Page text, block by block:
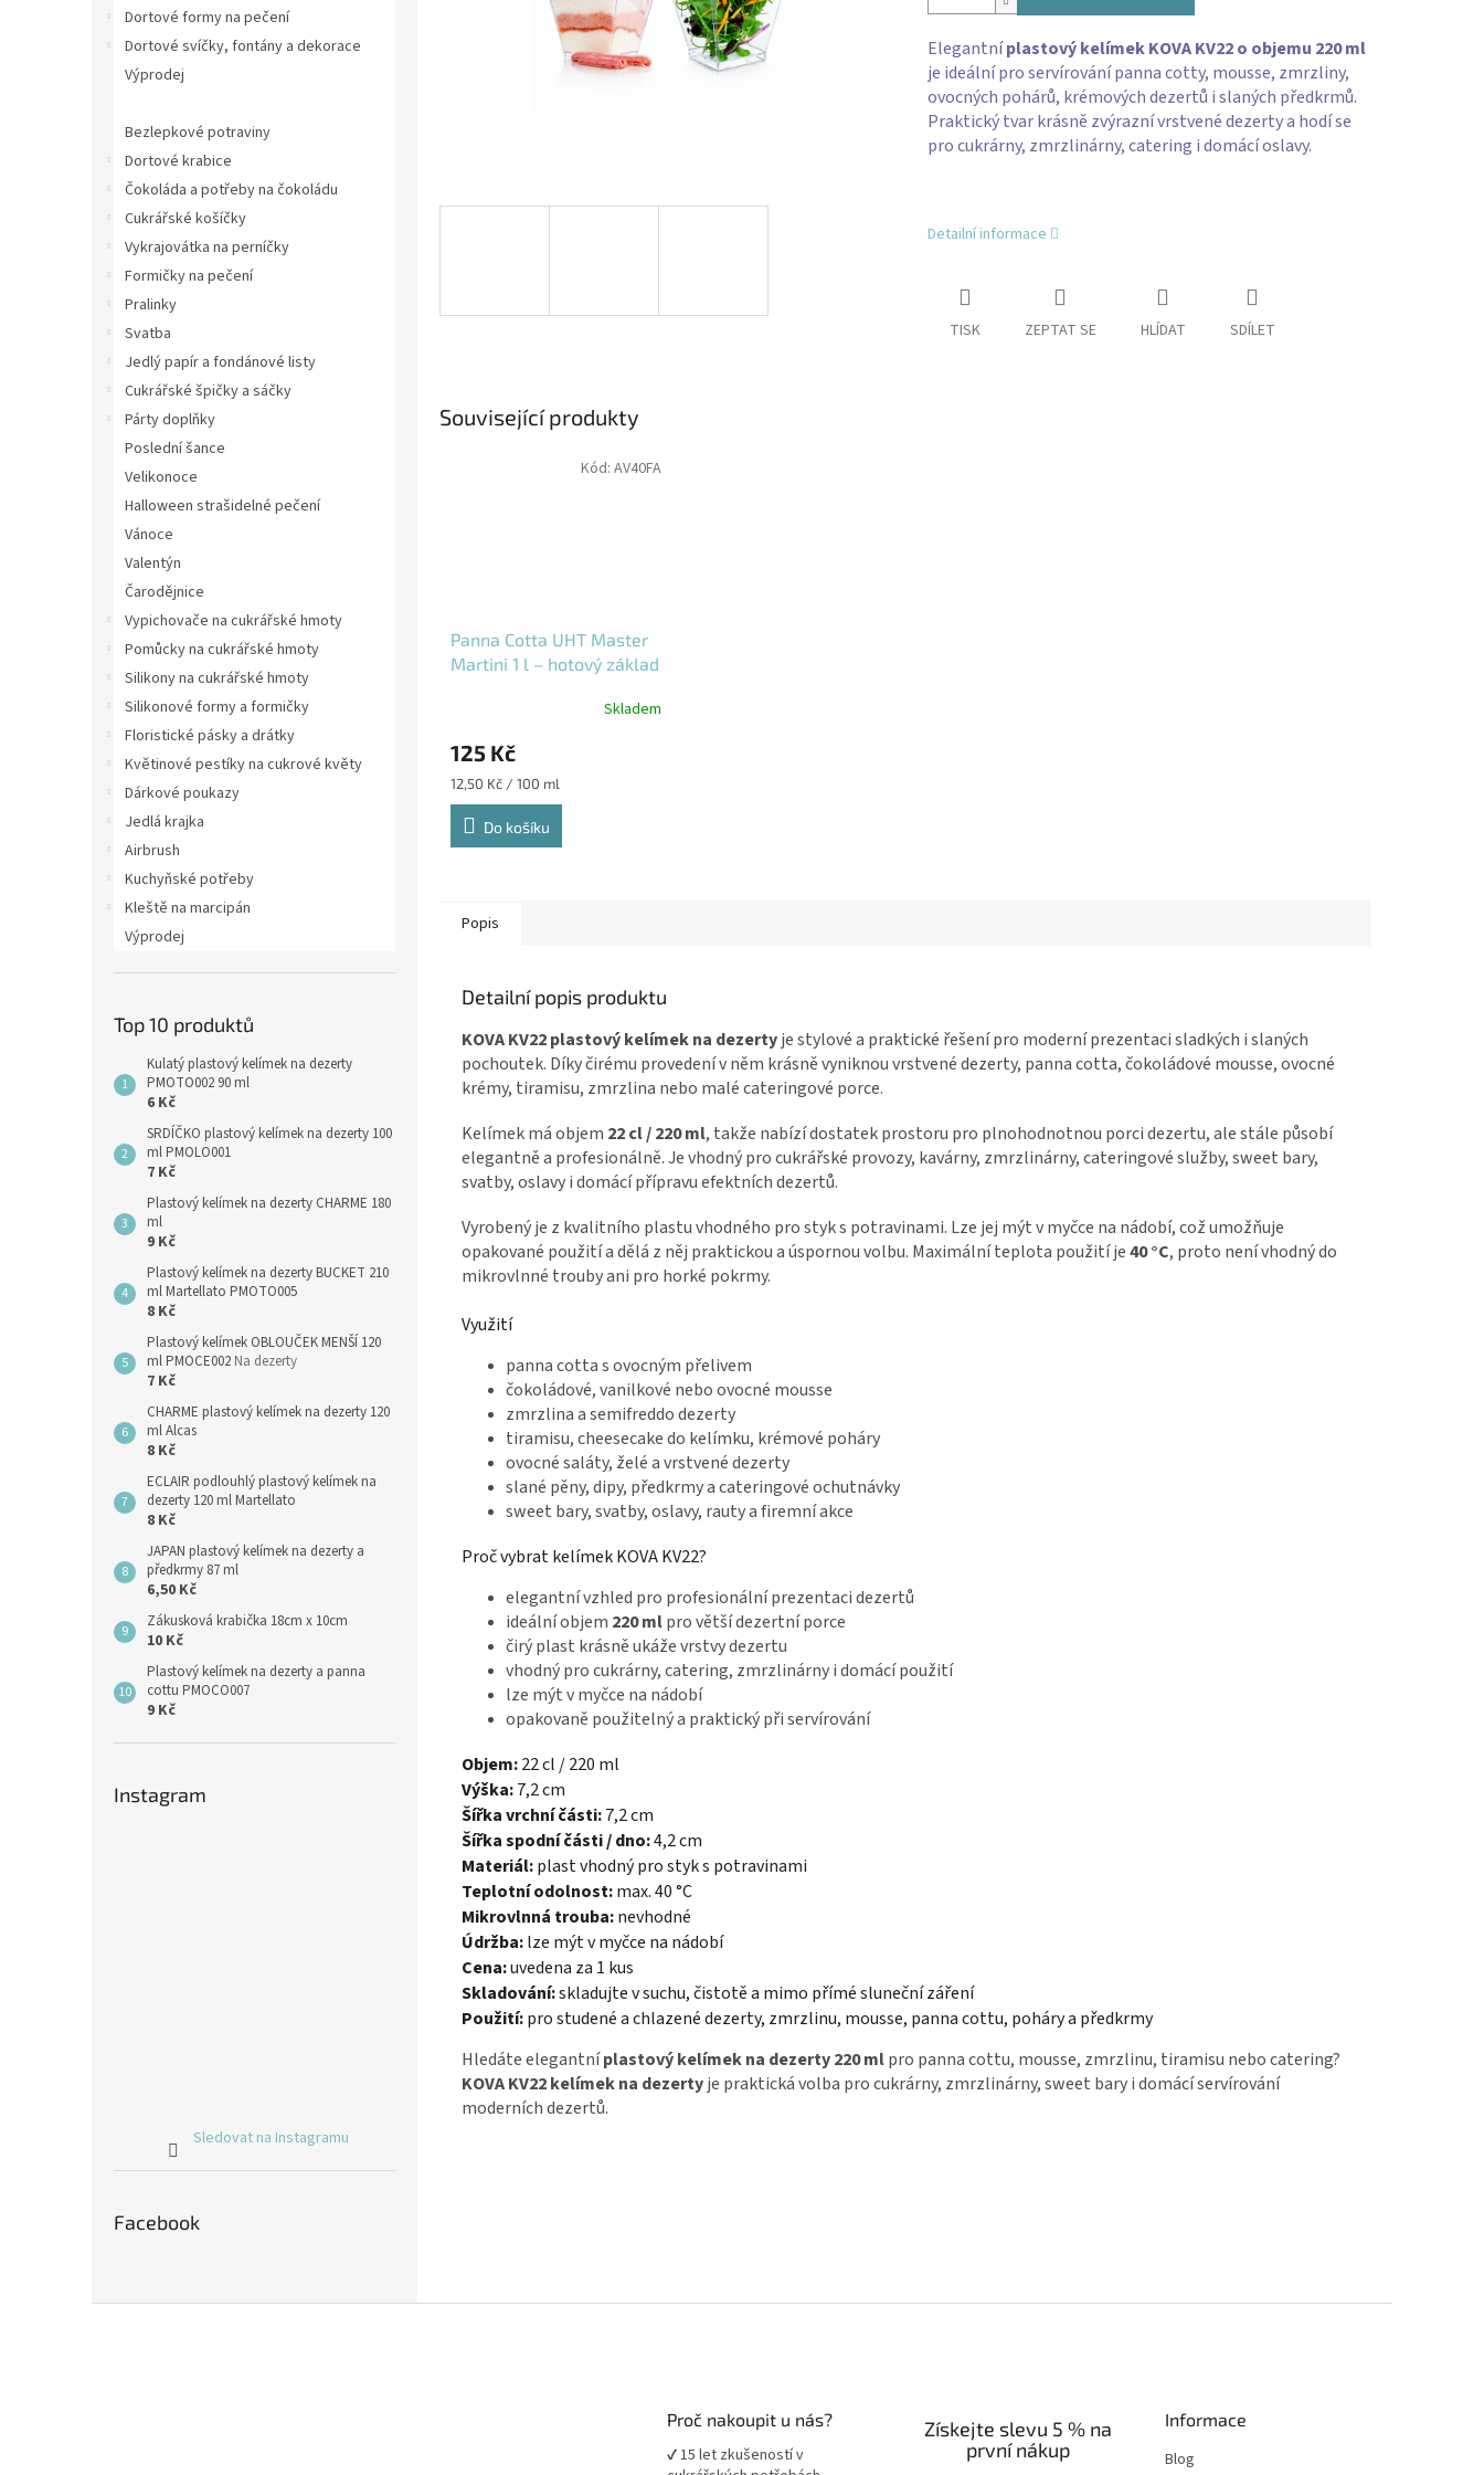
Dortové formy na pečení
Dortové svíčky, fontány a dekorace
Výprodej
Bezlepkové potraviny
Dortové krabice
Čokoláda a potřeby na čokoládu
Cukrářské košíčky
Vykrajovátka na perníčky
Formičky na pečení
Pralinky
Svatba
Jedlý papír a fondánové listy
Cukrářské špičky a sáčky
Párty doplňky
Poslední šance
Velikonoce
Halloween strašidelné pečení
Vánoce
Valentýn
Čarodějnice
Vypichovače na cukrářské hmoty
Pomůcky na cukrářské hmoty
Silikony na cukrářské hmoty
Silikonové formy a formičky
Floristické pásky a drátky
Květinové pestíky na cukrové květy
Dárkové poukazy
Jedlá krajka
Airbrush
Kuchyňské potřeby
Kleště na marcipán
Výprodej
Top 10 produktů
Kulatý plastový kelímek na dezerty
PMOTO002 90 ml
6 Kč
SRDÍČKO plastový kelímek na dezerty 100
ml PMOLO001
7 Kč
Plastový kelímek na dezerty CHARME 180
ml
9 Kč
Plastový kelímek na dezerty BUCKET 210
ml Martellato PMOTO005
8 Kč
Plastový kelímek OBLOUČEK MENŠÍ 120
ml PMOCE002 Na dezerty
7 Kč
CHARME plastový kelímek na dezerty 120
ml Alcas
8 Kč
ECLAIR podlouhlý plastový kelímek na
dezerty 120 ml Martellato
8 Kč
JAPAN plastový kelímek na dezerty a
předkrmy 87 ml
6,50 Kč
Zákusková krabička 18cm x 10cm
10 Kč
Plastový kelímek na dezerty a panna
cottu PMOCO007
9 Kč
Instagram
Sledovat na Instagramu
Facebook
Elegantníplastový kelímek KOVA KV22 o objemu 220 ml
je ideální pro servírování panna cotty, mousse, zmrzliny,
ovocných pohárů, krémových dezertů i slaných předkrmů.
Praktický tvar krásně zvýrazní vrstvené dezerty a hodí se
pro cukrárny, zmrzlinárny, catering i domácí oslavy.
Detailní informace
TISK ZEPTAT SE HLÍDAT SDÍLET
Související produkty
Panna Cotta UHT Master
Martini 1 l – hotový základ
Skladem
125 Kč
Měrná
cena:
12,50 Kč / 100 ml
Do košíku
Kód: AV40FA
Popis
Detailní popis produktu
KOVA KV22 plastový kelímek na dezertyje stylové a praktické řešení pro moderní prezentaci sladkých i slaných
pochoutek. Díky čirému provedení v něm krásně vyniknou vrstvené dezerty, panna cotta, čokoládové mousse, ovocné
krémy, tiramisu, zmrzlina nebo malé cateringové porce.
Kelímek má objem 22 cl / 220 ml, takže nabízí dostatek prostoru pro plnohodnotnou porci dezertu, ale stále působí
elegantně a profesionálně. Je vhodný pro cukrářské provozy, kavárny, zmrzlinárny, cateringové služby, sweet bary,
svatby, oslavy i domácí přípravu efektních dezertů.
Vyrobený je z kvalitního plastu vhodného pro styk s potravinami. Lze jej mýt v myčce na nádobí, což umožňuje
opakované použití a dělá z něj praktickou a úspornou volbu. Maximální teplota použití je40 °C, proto není vhodný do
mikrovlnné trouby ani pro horké pokrmy.
Využití
panna cotta s ovocným přelivem
čokoládové, vanilkové nebo ovocné mousse
zmrzlina a semifreddo dezerty
tiramisu, cheesecake do kelímku, krémové poháry
ovocné saláty, želé a vrstvené dezerty
slané pěny, dipy, předkrmy a cateringové ochutnávky
sweet bary, svatby, oslavy, rauty a firemní akce
Proč vybrat kelímek KOVA KV22?
elegantní vzhled pro profesionální prezentaci dezertů
ideální objem 220 mlpro větší dezertní porce
čirý plast krásně ukáže vrstvy dezertu
vhodný pro cukrárny, catering, zmrzlinárny i domácí použití
lze mýt v myčce na nádobí
opakovaně použitelný a praktický při servírování
Objem:22 cl / 220 ml
Výška:7,2 cm
Šířka vrchní části:7,2 cm
Šířka spodní části / dno:4,2 cm
Materiál:plast vhodný pro styk s potravinami
Teplotní odolnost:max. 40 °C
Mikrovlnná trouba:nevhodné
Údržba:lze mýt v myčce na nádobí
Cena:uvedena za 1 kus
Skladování:skladujte v suchu, čistotě a mimo přímé sluneční záření
Použití:pro studené a chlazené dezerty, zmrzlinu, mousse, panna cottu, poháry a předkrmy
Hledáte elegantníplastový kelímek na dezerty 220 mlpro panna cottu, mousse, zmrzlinu, tiramisu nebo catering?
KOVA KV22 kelímek na dezertyje praktická volba pro cukrárny, zmrzlinárny, sweet bary i domácí servírování
moderních dezertů.
Proč nakoupit u nás?
✔ 15 let zkušeností v
Získejte slevu 5 % na
první nákup
Informace
Blog